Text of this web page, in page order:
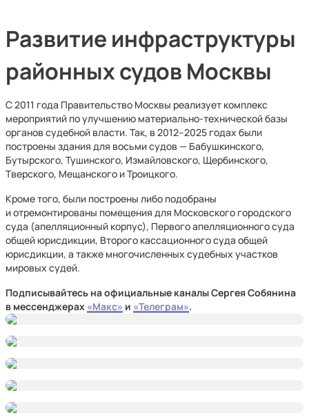
Развитие инфраструктуры
районных судов Москвы
С 2011 года Правительство Москвы реализует комплекс
мероприятий по улучшению материально-технической базы
органов судебной власти. Так, в 2012–2025 годах были
построены здания для восьми судов — Бабушкинского,
Бутырского, Тушинского, Измайловского, Щербинского,
Тверского, Мещанского и Троицкого.
Кроме того, были построены либо подобраны
и отремонтированы помещения для Московского городского
суда (апелляционный корпус), Первого апелляционного суда
общей юрисдикции, Второго кассационного суда общей
юрисдикции, а также многочисленных судебных участков
мировых судей.
Подписывайтесь на официальные каналы Сергея Собянина
в мессенджерах «Макс» и «Телеграм».